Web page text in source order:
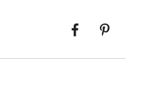
Teilen